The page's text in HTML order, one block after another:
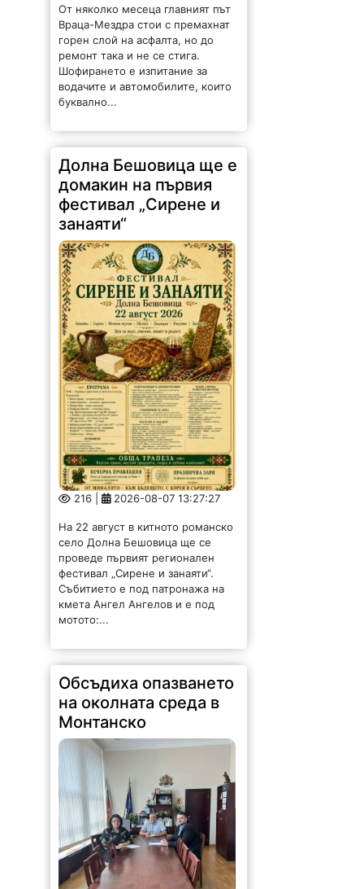
От няколко месеца главният път
Враца-Мездра стои с премахнат
горен слой на асфалта, но до
ремонт така и не се стига.
Шофирането е изпитание за
водачите и автомобилите, които
буквално...
Долна Бешовица ще е
домакин на първия
фестивал „Сирене и
занаяти“
216 | 2026-08-07 13:27:27
На 22 август в китното романско
село Долна Бешовица ще се
проведе първият регионален
фестивал „Сирене и занаяти“.
Събитието е под патронажа на
кмета Ангел Ангелов и е под
мотото:...
Обсъдиха опазването
на околната среда в
Монтанско